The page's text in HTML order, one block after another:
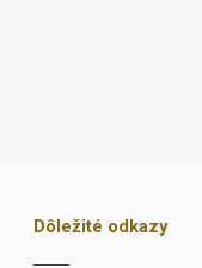
Dôležité odkazy